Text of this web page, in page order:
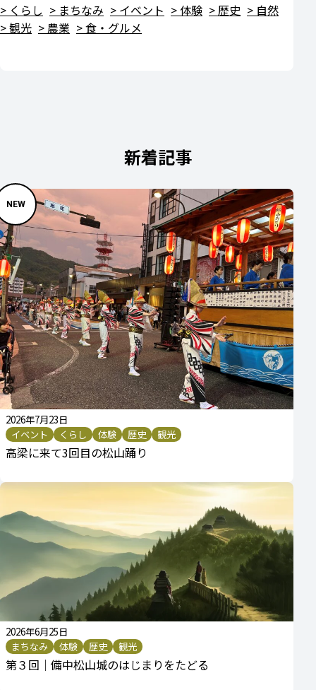
くらし まちなみ イベント 体験 歴史
自然
観光
農業 食・グルメ
新着記事
2026年7月23日
イベント
くらし 体験 歴史 観光
高梁に来て3回目の松山踊り
2026年6月25日
まちなみ
体験 歴史 観光
第３回｜備中松山城のはじまりをたどる